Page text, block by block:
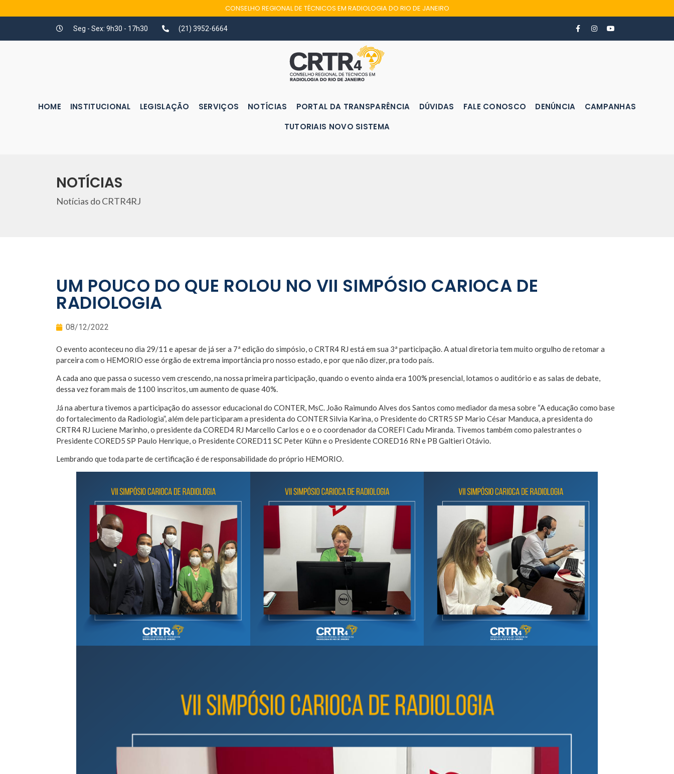
CONSELHO REGIONAL DE TÉCNICOS EM RADIOLOGIA DO RIO DE JANEIRO
Seg - Sex: 9h30 - 17h30 (21) 3952-6664
HOME INSTITUCIONAL LEGISLAÇÃO SERVIÇOS NOTÍCIAS PORTAL DA TRANSPARÊNCIA DÚVIDAS FALE CONOSCO DENÚNCIA
CAMPANHAS
TUTORIAIS NOVO SISTEMA
NOTÍCIAS
Notícias do CRTR4RJ
UM POUCO DO QUE ROLOU NO VII SIMPÓSIO CARIOCA DE
RADIOLOGIA
08/12/2022
O evento aconteceu no dia 29/11 e apesar de já ser a 7ª edição do simpósio, o CRTR4 RJ está em sua 3ª participação. A atual diretoria tem muito orgulho de retomar a
parceira com o HEMORIO esse órgão de extrema importância pro nosso estado, e por que não dizer, pra todo país.
A cada ano que passa o sucesso vem crescendo, na nossa primeira participação, quando o evento ainda era 100% presencial, lotamos o auditório eas salas de debate,
dessa vez foram mais de 1100 inscritos, um aumento de quase 40%.
Já na abertura tivemos a participação do assessor educacional do CONTER, MsC. João Raimundo Alves dos Santos como mediador da mesa sobre “A educação como base
do fortalecimento da Radiologia”, além dele participaram a presidenta do CONTER Silvia Karina, o Presidente do CRTR5 SP Mario César Manduca, a presidenta do
CRTR4 RJ Luciene Marinho, o presidente da CORED4 RJ Marcello Carlos e o e o coordenador da COREFI Cadu Miranda. Tivemos também como palestrantes o
Presidente CORED5 SP Paulo Henrique, o Presidente CORED11 SC Peter Kühn e o Presidente CORED16 RN e PB Galtieri Otávio.
Lembrando que toda parte de certificação é de responsabilidade do próprio HEMORIO.